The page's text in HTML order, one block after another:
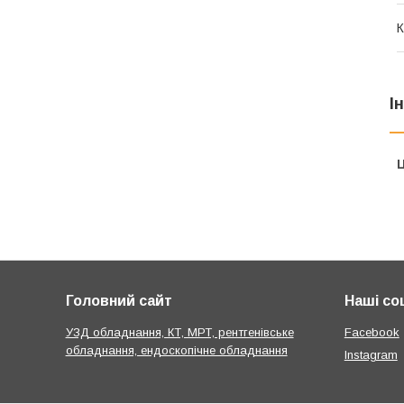
Головний сайт
УЗД обладнання, КТ, МРТ, рентгенівське
обладнання, ендоскопічне обладнання
Наші
Facebook
Instagram